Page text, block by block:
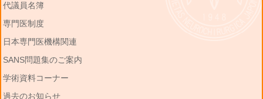
代議員名簿
専門医制度
日本専門医機構関連
SANS問題集のご案内
学術資料コーナー
過去のお知らせ